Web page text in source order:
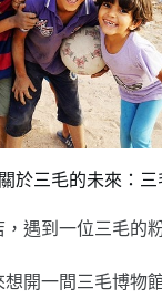
於三毛的未來：三
遇到一位三毛的
開一間三毛博物